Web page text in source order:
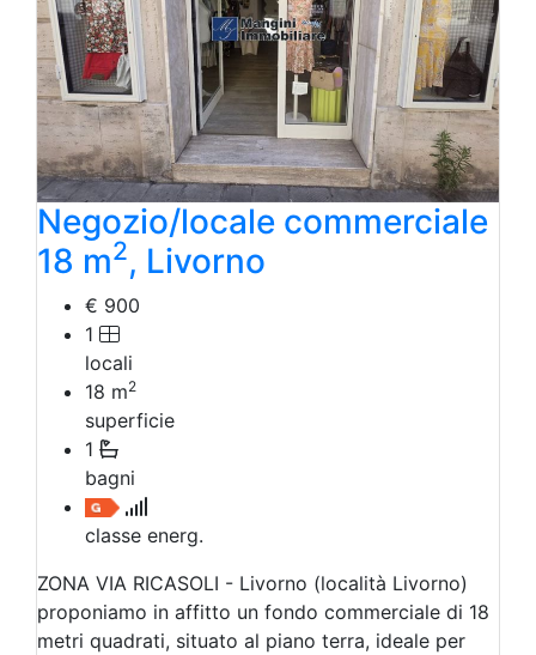
Negozio/locale commerciale
Agriturismo
Magazzini
Capannoni
Uffici
Terreni in Affitto
Qualsiasi
Terreno edificabile
Terreno
Negozio/locale commerciale
18 m2, Livorno
€ 900
1
locali
18 m2
superficie
1
bagni
classe energ.
ZONA VIA RICASOLI - Livorno (località Livorno)
proponiamo in affitto un fondo commerciale di 18
metri quadrati, situato al piano terra, ideale per